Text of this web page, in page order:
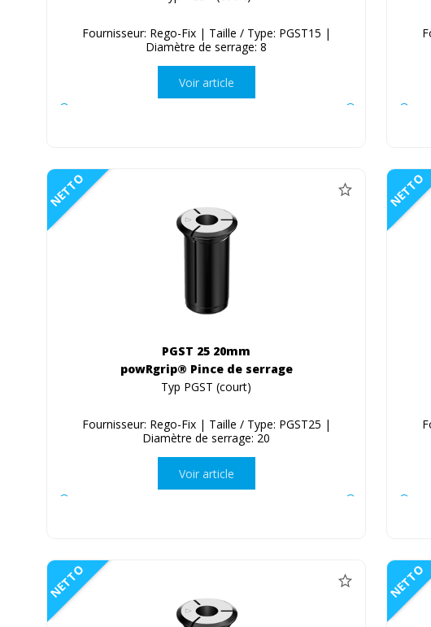
Fournisseur: Rego-Fix | Taille / Type: PGST15 |
Diamètre de serrage: 8
Voir article
NETTO
PGST 25 20mm
powRgrip® Pince de serrage
Typ PGST (court)
Fournisseur: Rego-Fix | Taille / Type: PGST25 |
Diamètre de serrage: 20
Voir article
NETTO
NETTO NETTO